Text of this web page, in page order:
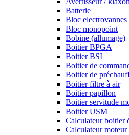
Batterie
Bloc electrovannes
Bloc monopoint
Bobine (allumage)
Boitier BPGA
Boitier BSI
Boitier de
Boitier de
Boitier filtre à air
Boitier papillon
Boitier servitude
Boitier USM
Calculateur boitier
Calculateur moteur